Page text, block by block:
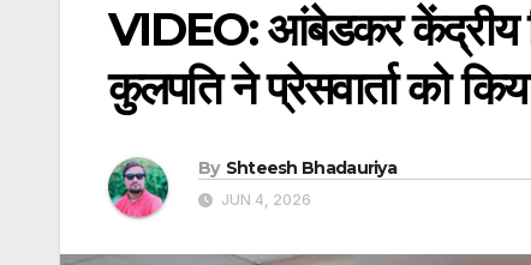
VIDEO: आंबेडकर केंद्रीय
कुलपति ने प्रेसवार्ता को
By Shteesh Bhadauriya
JUN 4, 2026